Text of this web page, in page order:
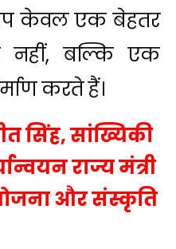
केवल एक बेहतर
नहीं, बल्कि एक
करते हैं।
सिंह, सांख्यिकी
राज्य मंत्री
और संस्कृति